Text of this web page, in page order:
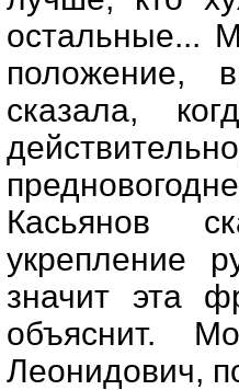
остальные...
положение,
сказала,
Касьянов
укрепление
значит эта
объяснит.
Леонидович,